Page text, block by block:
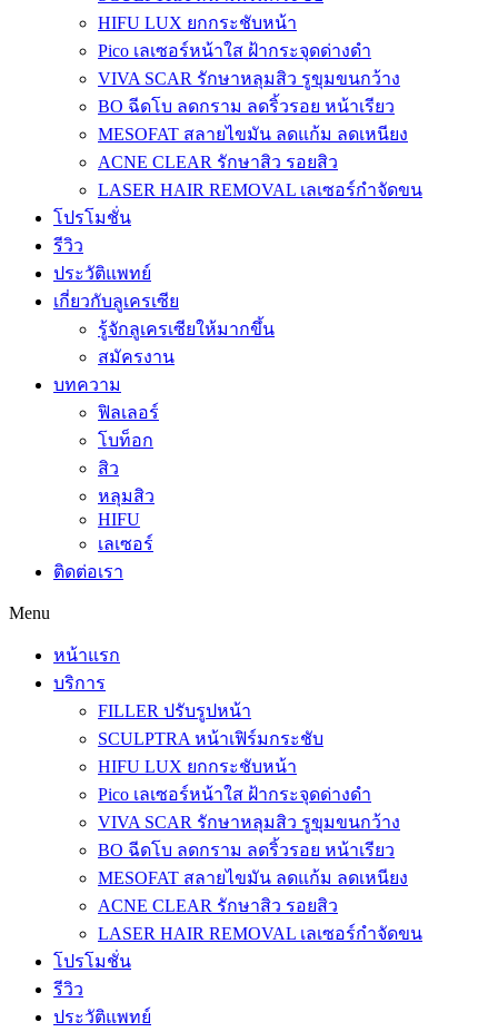
HIFU LUX ยกกระชับหน้า
Pico เลเซอร์หน้าใส ฝ้ากระจุดด่างดำ
VIVA SCAR รักษาหลุมสิว รูขุมขนกว้าง
BO ฉีดโบ ลดกราม ลดริ้วรอย หน้าเรียว
MESOFAT สลายไขมัน ลดแก้ม ลดเหนียง
ACNE CLEAR รักษาสิว รอยสิว
LASER HAIR REMOVAL เลเซอร์กำจัดขน
โปรโมชั่น
รีวิว
ประวัติแพทย์
เกี่ยวกับลูเครเซีย
รู้จักลูเครเซียให้มากขึ้น
สมัครงาน
บทความ
ฟิลเลอร์
โบท็อก
สิว
หลุมสิว
HIFU
เลเซอร์
ติดต่อเรา
Menu
หน้าแรก
บริการ
FILLER ปรับรูปหน้า
SCULPTRA หน้าเฟิร์มกระชับ
HIFU LUX ยกกระชับหน้า
Pico เลเซอร์หน้าใส ฝ้ากระจุดด่างดำ
VIVA SCAR รักษาหลุมสิว รูขุมขนกว้าง
BO ฉีดโบ ลดกราม ลดริ้วรอย หน้าเรียว
MESOFAT สลายไขมัน ลดแก้ม ลดเหนียง
ACNE CLEAR รักษาสิว รอยสิว
LASER HAIR REMOVAL เลเซอร์กำจัดขน
โปรโมชั่น
รีวิว
ประวัติแพทย์